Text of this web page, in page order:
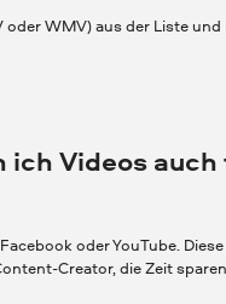
oder WMV) aus der Liste
ich Videos
oder YouTube.
Creator, die Zeit